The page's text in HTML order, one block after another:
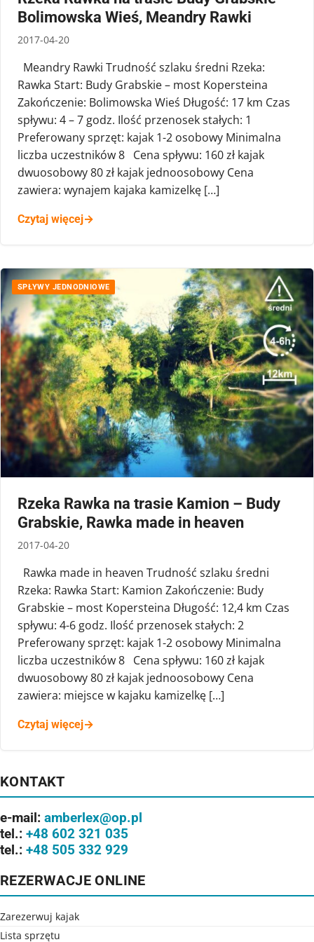
Bolimowska Wieś, Meandry Rawki
2017-04-20
Meandry Rawki Trudność szlaku średni Rzeka:
Rawka Start: Budy Grabskie – most Kopersteina
Zakończenie: Bolimowska Wieś Długość: 17 km Czas
spływu: 4 – 7 godz. Ilość przenosek stałych: 1
Preferowany sprzęt: kajak 1-2 osobowy Minimalna
liczba uczestników 8 Cena spływu: 160 zł kajak
dwuosobowy 80 zł kajak jednoosobowy Cena
zawiera: wynajem kajaka kamizelkę […]
Czytaj więcej→
SPŁYWY JEDNODNIOWE
Rzeka Rawka na trasie Kamion – Budy
Grabskie, Rawka made in heaven
2017-04-20
Rawka made in heaven Trudność szlaku średni
Rzeka: Rawka Start: Kamion Zakończenie: Budy
Grabskie – most Kopersteina Długość: 12,4 km Czas
spływu: 4-6 godz. Ilość przenosek stałych: 2
Preferowany sprzęt: kajak 1-2 osobowy Minimalna
liczba uczestników 8 Cena spływu: 160 zł kajak
dwuosobowy 80 zł kajak jednoosobowy Cena
zawiera: miejsce w kajaku kamizelkę […]
Czytaj więcej→
KONTAKT
e-mail: amberlex@op.pl
tel.: +48 602 321 035
tel.: +48 505 332 929
REZERWACJE ONLINE
Zarezerwuj kajak
Lista sprzętu